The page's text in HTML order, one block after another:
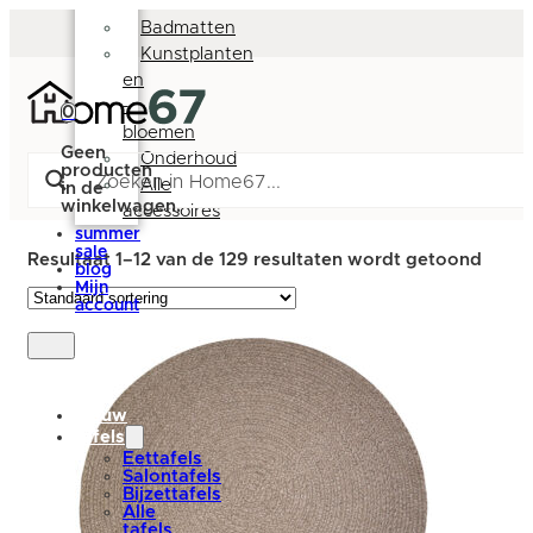
0
Geen
producten
in de
winkelwagen.
Badmatten
Kunstplanten
en
-
bloemen
Onderhoud
Alle
accessoires
summer
sale
blog
Mijn
account
nieuw
tafels
Eettafels
Salontafels
Bijzettafels
Alle
4 cm
Resultaat 1–12 van de 129 resultaten wordt getoond